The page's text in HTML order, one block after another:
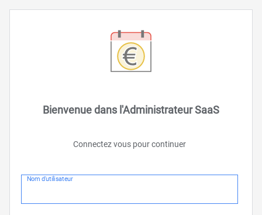
Bienvenue dans l'Administrateur SaaS
Connectez vous pour continuer
Nom d'utilisateur